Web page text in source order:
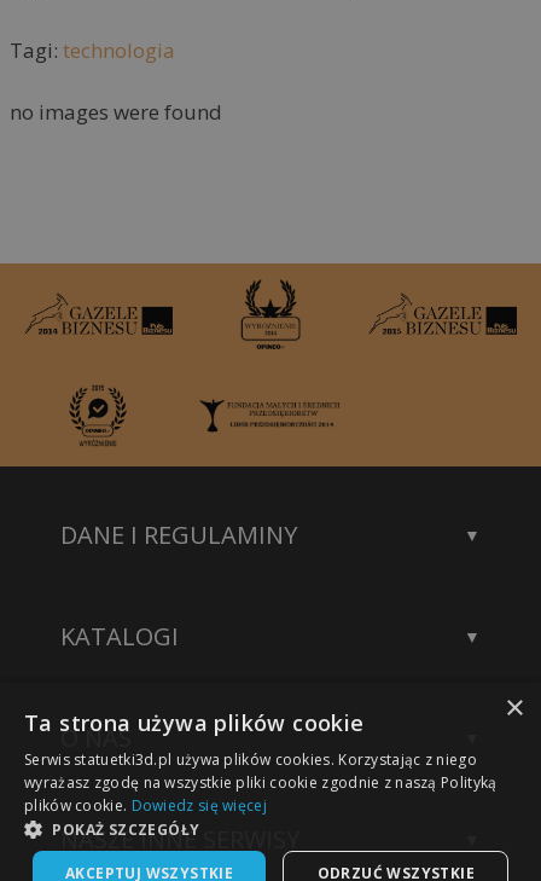
Tagi: technologia
no images were found
DANE I REGULAMINY
Polityka prywatności
KATALOGI
Katalog akcesoriów
Katalog modeli 3D
O NAS
Wykonane projekty
Nasze sukcesy
Technologia grawerowania
NASZE INNE SERWISY
×
Ta strona używa plików cookie
Serwis statuetki3d.pl używa plików cookies. Korzystając z niego
wyrażasz zgodę na wszystkie pliki cookie zgodnie z naszą Polityką
plików cookie. Dowiedz się więcej
POKAŻ SZCZEGÓŁY
AKCEPTUJ WSZYSTKIE ODRZUĆ WSZYSTKIE